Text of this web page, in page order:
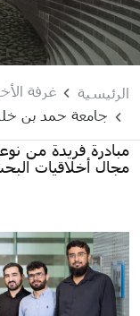
الرئيسية
غرفة
جامعة حمد بن
مبادرة فريدة من
مجال أخلاقيات